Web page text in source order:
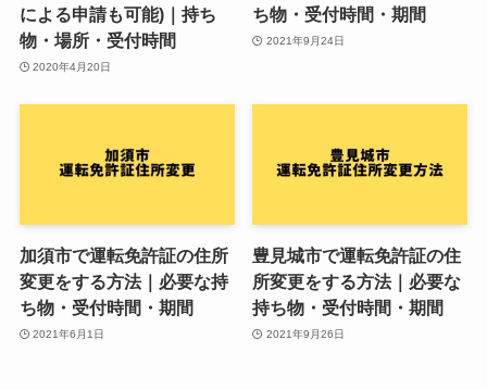
による申請も可能)｜持ち
物・場所・受付時間
2020年4月20日
ち物・受付時間・期間
2021年9月24日
加須市で運転免許証の住所
変更をする方法｜必要な持
ち物・受付時間・期間
2021年6月1日
豊見城市で運転免許証の住
所変更をする方法｜必要な
持ち物・受付時間・期間
2021年9月26日